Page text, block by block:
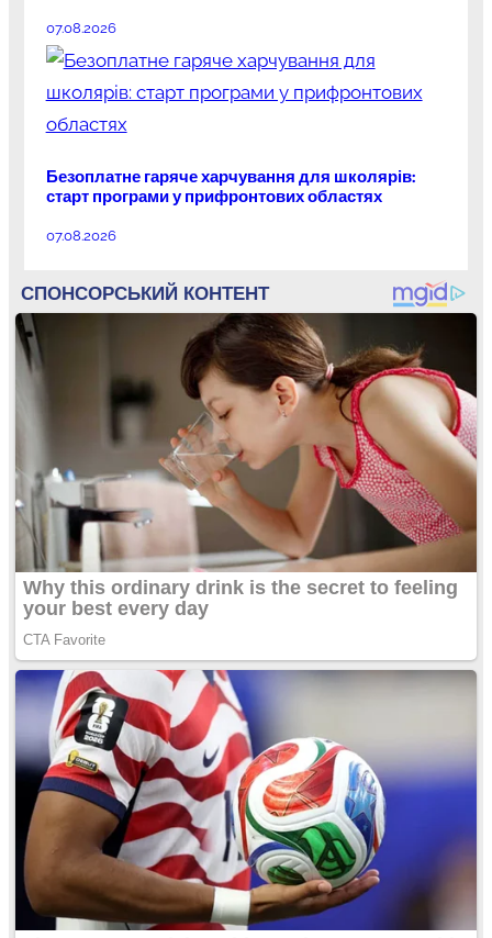
07.08.2026
Безоплатне гаряче харчування для школярів:
старт програми у прифронтових областях
07.08.2026